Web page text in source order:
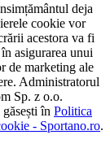
deja
cookie vor
acestora va fi
asigurarea unui
de marketing ale
Administratorul
Sp. z o.o.
în Politica
- Sportano.ro.